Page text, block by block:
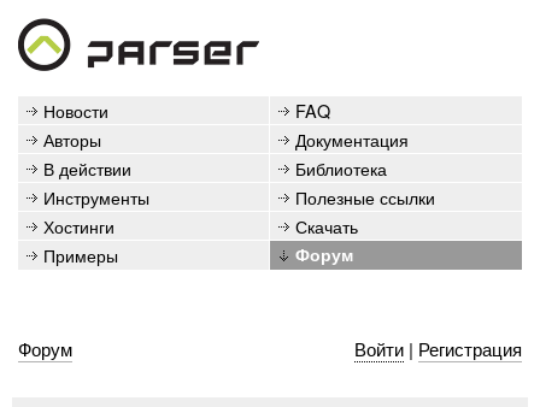
Новости
FAQ
Авторы
Документация
В действии
Библиотека
Инструменты
Полезные ссылки
Хостинги
Скачать
Примеры
Форум
Форум Войти| Регистрация